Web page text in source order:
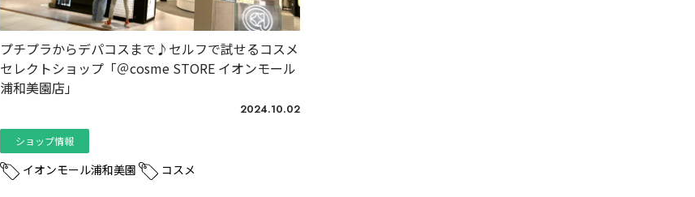
プチプラからデパコスまで♪セルフで試せるコスメ
セレクトショップ「＠cosme STORE イオンモール
浦和美園店」
2024.10.02
ショップ情報
イオンモール浦和美園 コスメ